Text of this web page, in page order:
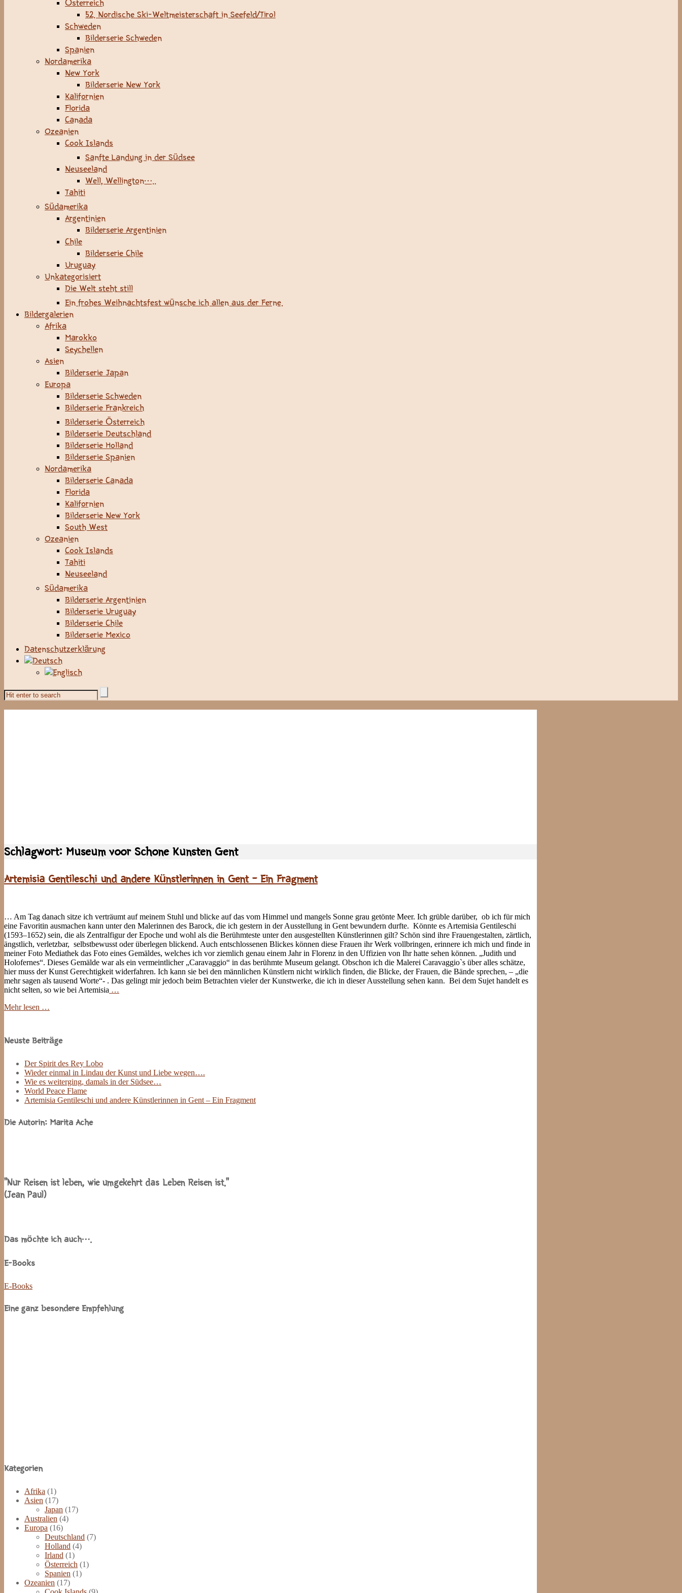
Österreich
52. Nordische Ski-Weltmeisterschaft in Seefeld/Tirol
Schweden
Bilderserie Schweden
Spanien
Nordamerika
New York
Bilderserie New York
Kalifornien
Florida
Canada
Ozeanien
Cook Islands
Sanfte Landung in der Südsee
Neuseeland
Well, Wellington…..
Tahiti
Südamerika
Argentinien
Bilderserie Argentinien
Chile
Bilderserie Chile
Uruguay
Unkategorisiert
Die Welt steht still
Ein frohes Weihnachtsfest wünsche ich allen aus der Ferne.
Bildergalerien
Afrika
Marokko
Seychellen
Asien
Bilderserie Japan
Europa
Bilderserie Schweden
Bilderserie Frankreich
Bilderserie Österreich
Bilderserie Deutschland
Bilderserie Holland
Bilderserie Spanien
Nordamerika
Bilderserie Canada
Florida
Kalifornien
Bilderserie New York
South West
Ozeanien
Cook Islands
Tahiti
Neuseeland
Südamerika
Bilderserie Argentinien
Bilderserie Uruguay
Bilderserie Chile
Bilderserie Mexico
Datenschutzerklärung
Schlagwort: Museum voor Schone Kunsten Gent
Artemisia Gentileschi und andere Künstlerinnen in Gent – Ein Fragment
… Am Tag danach sitze ich verträumt auf meinem Stuhl und blicke auf das vom Himmel und mangels Sonne grau getönte Meer. Ich grüble darüber, ob ich für mich
eine Favoritin ausmachen kann unter den Malerinnen des Barock, die ich gestern in der Ausstellung in Gent bewundern durfte. Könnte es Artemisia Gentileschi
(1593–1652) sein, die als Zentralfigur der Epoche und wohl als die Berühmteste unter den ausgestellten Künstlerinnen gilt? Schön sind ihre Frauengestalten, zärtlich,
ängstlich, verletzbar, selbstbewusst oder überlegen blickend. Auch entschlossenen Blickes können diese Frauen ihr Werk vollbringen, erinnere ich mich und finde in
meiner Foto Mediathek das Foto eines Gemäldes, welches ich vor ziemlich genau einem Jahr in Florenz in den Uffizien von Ihr hatte sehen können. „Judith und
Holofernes“. Dieses Gemälde war als ein vermeintlicher „Caravaggio“ in das berühmte Museum gelangt. Obschon ich die Malerei Caravaggio`s über alles schätze,
hier muss der Kunst Gerechtigkeit widerfahren. Ich kann sie bei den männlichen Künstlern nicht wirklich finden, die Blicke, der Frauen, die Bände sprechen, – „die
mehr sagen als tausend Worte“- . Das gelingt mir jedoch beim Betrachten vieler der Kunstwerke, die ich in dieser Ausstellung sehen kann. Bei dem Sujet handelt es
nicht selten, so wie bei Artemisia …
Mehr lesen …
Neuste Beiträge
Der Spirit des Rey Lobo
Wieder einmal in Lindau der Kunst und Liebe wegen….
Wie es weiterging, damals in der Südsee…
World Peace Flame
Artemisia Gentileschi und andere Künstlerinnen in Gent – Ein Fragment
Die Autorin: Marita Ache
“Nur Reisen ist leben, wie umgekehrt das Leben Reisen ist.”
(Jean Paul)
Das möchte ich auch….
E-Books
E-Books
Eine ganz besondere Empfehlung
Site
Kategorien
Afrika (1)
Asien (17)
Japan (17)
Australien (4)
Europa (16)
Deutschland (7)
Holland (4)
Irland (1)
Österreich (1)
Spanien (1)
Ozeanien (17)